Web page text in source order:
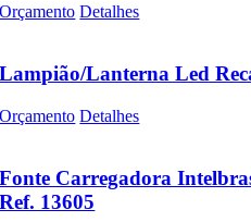
Orçamento Detalhes
Lampião/Lanterna Led
Orçamento Detalhes
Fonte Carregadora
Ref. 13605